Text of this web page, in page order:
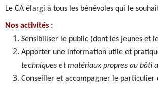
Le CA élargi à tous les bénévoles qui le
Nos activités :
Sensibiliser le public (dont les jeunes et
Apporter une information utile et
techniques et matériaux propres au bâti
Conseiller et accompagner le particulier